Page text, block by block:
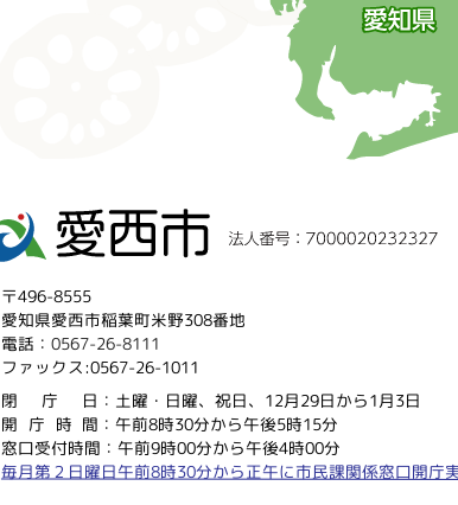
〒496-8555
愛知県愛西市稲葉町米野308番地
電話：0567-26-8111
ファックス:0567-26-1011
閉庁 日：土曜・日曜、祝日、12月29日から1月3日
開庁時 間：午前8時30分から午後5時15分
窓口受付時間：午前9時00分から午後4時00分
毎月第２日曜日午前8時30分から正午に市民課関係窓口開庁